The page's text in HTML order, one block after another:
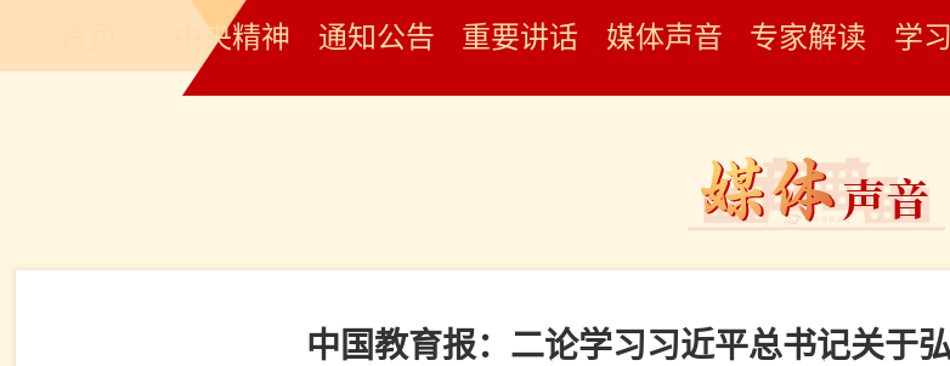
中央精神 通知公告 重要讲话 媒体声音 专家解读 学
中国教育报：二论学习习近平总书记关于